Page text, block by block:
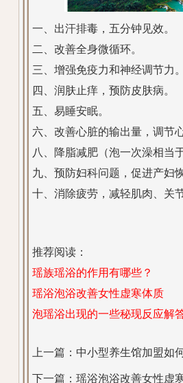
一、出汗排毒，五分钟见效。
二、改善全身微循环。
三、增强免疫力和神经调节力。
四、润肤止痒，预防皮肤病。
五、易睡安眠。
六、改善心脏的输出量，调节
八、降脂减肥（泡一次澡相当
九、预防妇科问题，促进产妇恢
十、消除疲劳，减轻肌肉、关
推荐阅读：
瑶族瑶浴的作用有哪些？
瑶浴泡浴改善女性虚寒体质
泡瑶浴出现的一些秘现反应解
上一篇： 中小型养生馆加盟如
下一篇：瑶浴泡浴改善女性虚